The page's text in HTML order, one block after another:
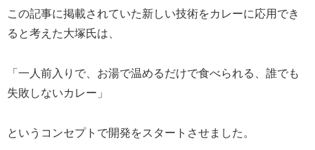
この記事に掲載されていた新しい技術をカレーに応用でき
ると考えた大塚氏は、
「一人前入りで、お湯で温めるだけで食べられる、誰でも
失敗しないカレー」
というコンセプトで開発をスタートさせました。